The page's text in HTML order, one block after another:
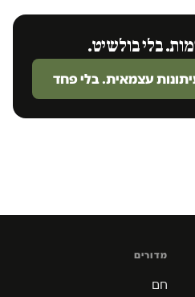
בלי בולשיט.
עצמאית. בלי פחד
מדורים
חם